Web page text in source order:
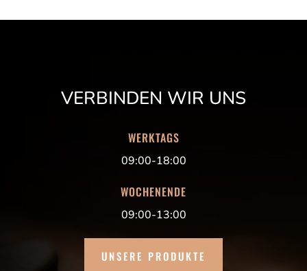
VERBINDEN WIR UNS
WERKTAGS
09:00-18:00
WOCHENENDE
09:00-13:00
UNSERE PRODUKTE